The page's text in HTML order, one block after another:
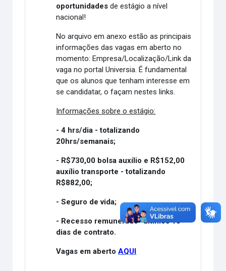
oportunidades de estágio a nível
nacional!
No arquivo em anexo estão as principais
informações das vagas em aberto no
momento: Empresa/Localização/Link da
vaga no portal Universia. É fundamental
que os alunos que tenham interesse em
se candidatar, o façam nestes links.
Informações sobre o estágio:
- 4 hrs/dia - totalizando
20hrs/semanais;
- R$730,00 bolsa auxílio e R$152,00
auxílio transporte - totalizando
R$882,00;
- Seguro de vida;
- Recesso remunerado -últimos 10
dias de contrato.
Vagas em abertoAQUI